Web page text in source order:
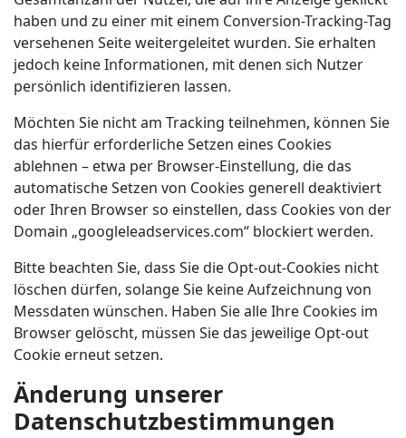
haben und zu einer mit einem Conversion-Tracking-Tag
versehenen Seite weitergeleitet wurden. Sie erhalten
jedoch keine Informationen, mit denen sich Nutzer
persönlich identifizieren lassen.
Möchten Sie nicht am Tracking teilnehmen, können Sie
das hierfür erforderliche Setzen eines Cookies
ablehnen – etwa per Browser-Einstellung, die das
automatische Setzen von Cookies generell deaktiviert
oder Ihren Browser so einstellen, dass Cookies von der
Domain „googleleadservices.com“ blockiert werden.
Bitte beachten Sie, dass Sie die Opt-out-Cookies nicht
löschen dürfen, solange Sie keine Aufzeichnung von
Messdaten wünschen. Haben Sie alle Ihre Cookies im
Browser gelöscht, müssen Sie das jeweilige Opt-out
Cookie erneut setzen.
Änderung unserer
Datenschutzbestimmungen